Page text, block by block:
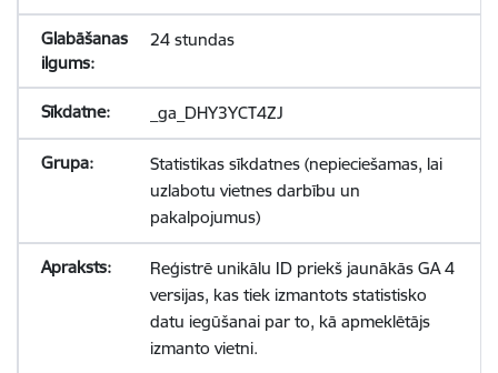
24 stundas
_ga_DHY3YCT4ZJ
Statistikas sīkdatnes (nepieciešamas, lai
uzlabotu vietnes darbību un
pakalpojumus)
Reģistrē unikālu ID priekš jaunākās GA 4
versijas, kas tiek izmantots statistisko
datu iegūšanai par to, kā apmeklētājs
izmanto vietni.